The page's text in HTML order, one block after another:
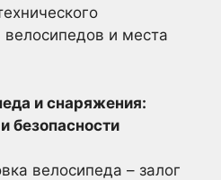
и места
и снаряжения:
безопасности
велосипеда – залог